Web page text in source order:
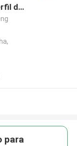
do
para